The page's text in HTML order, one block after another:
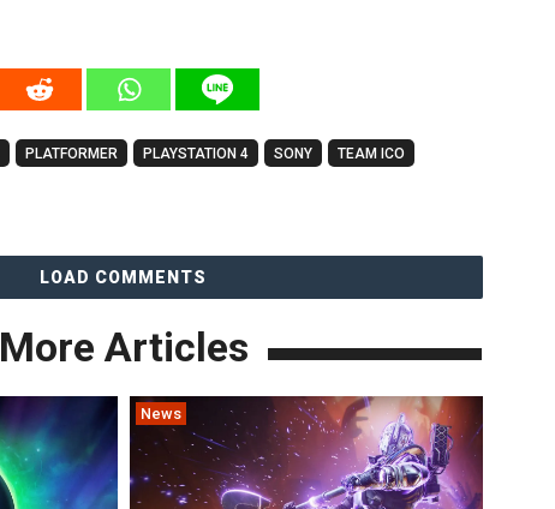
PLATFORMER PLAYSTATION 4 SONY TEAM ICO
LOAD COMMENTS
More Articles
News